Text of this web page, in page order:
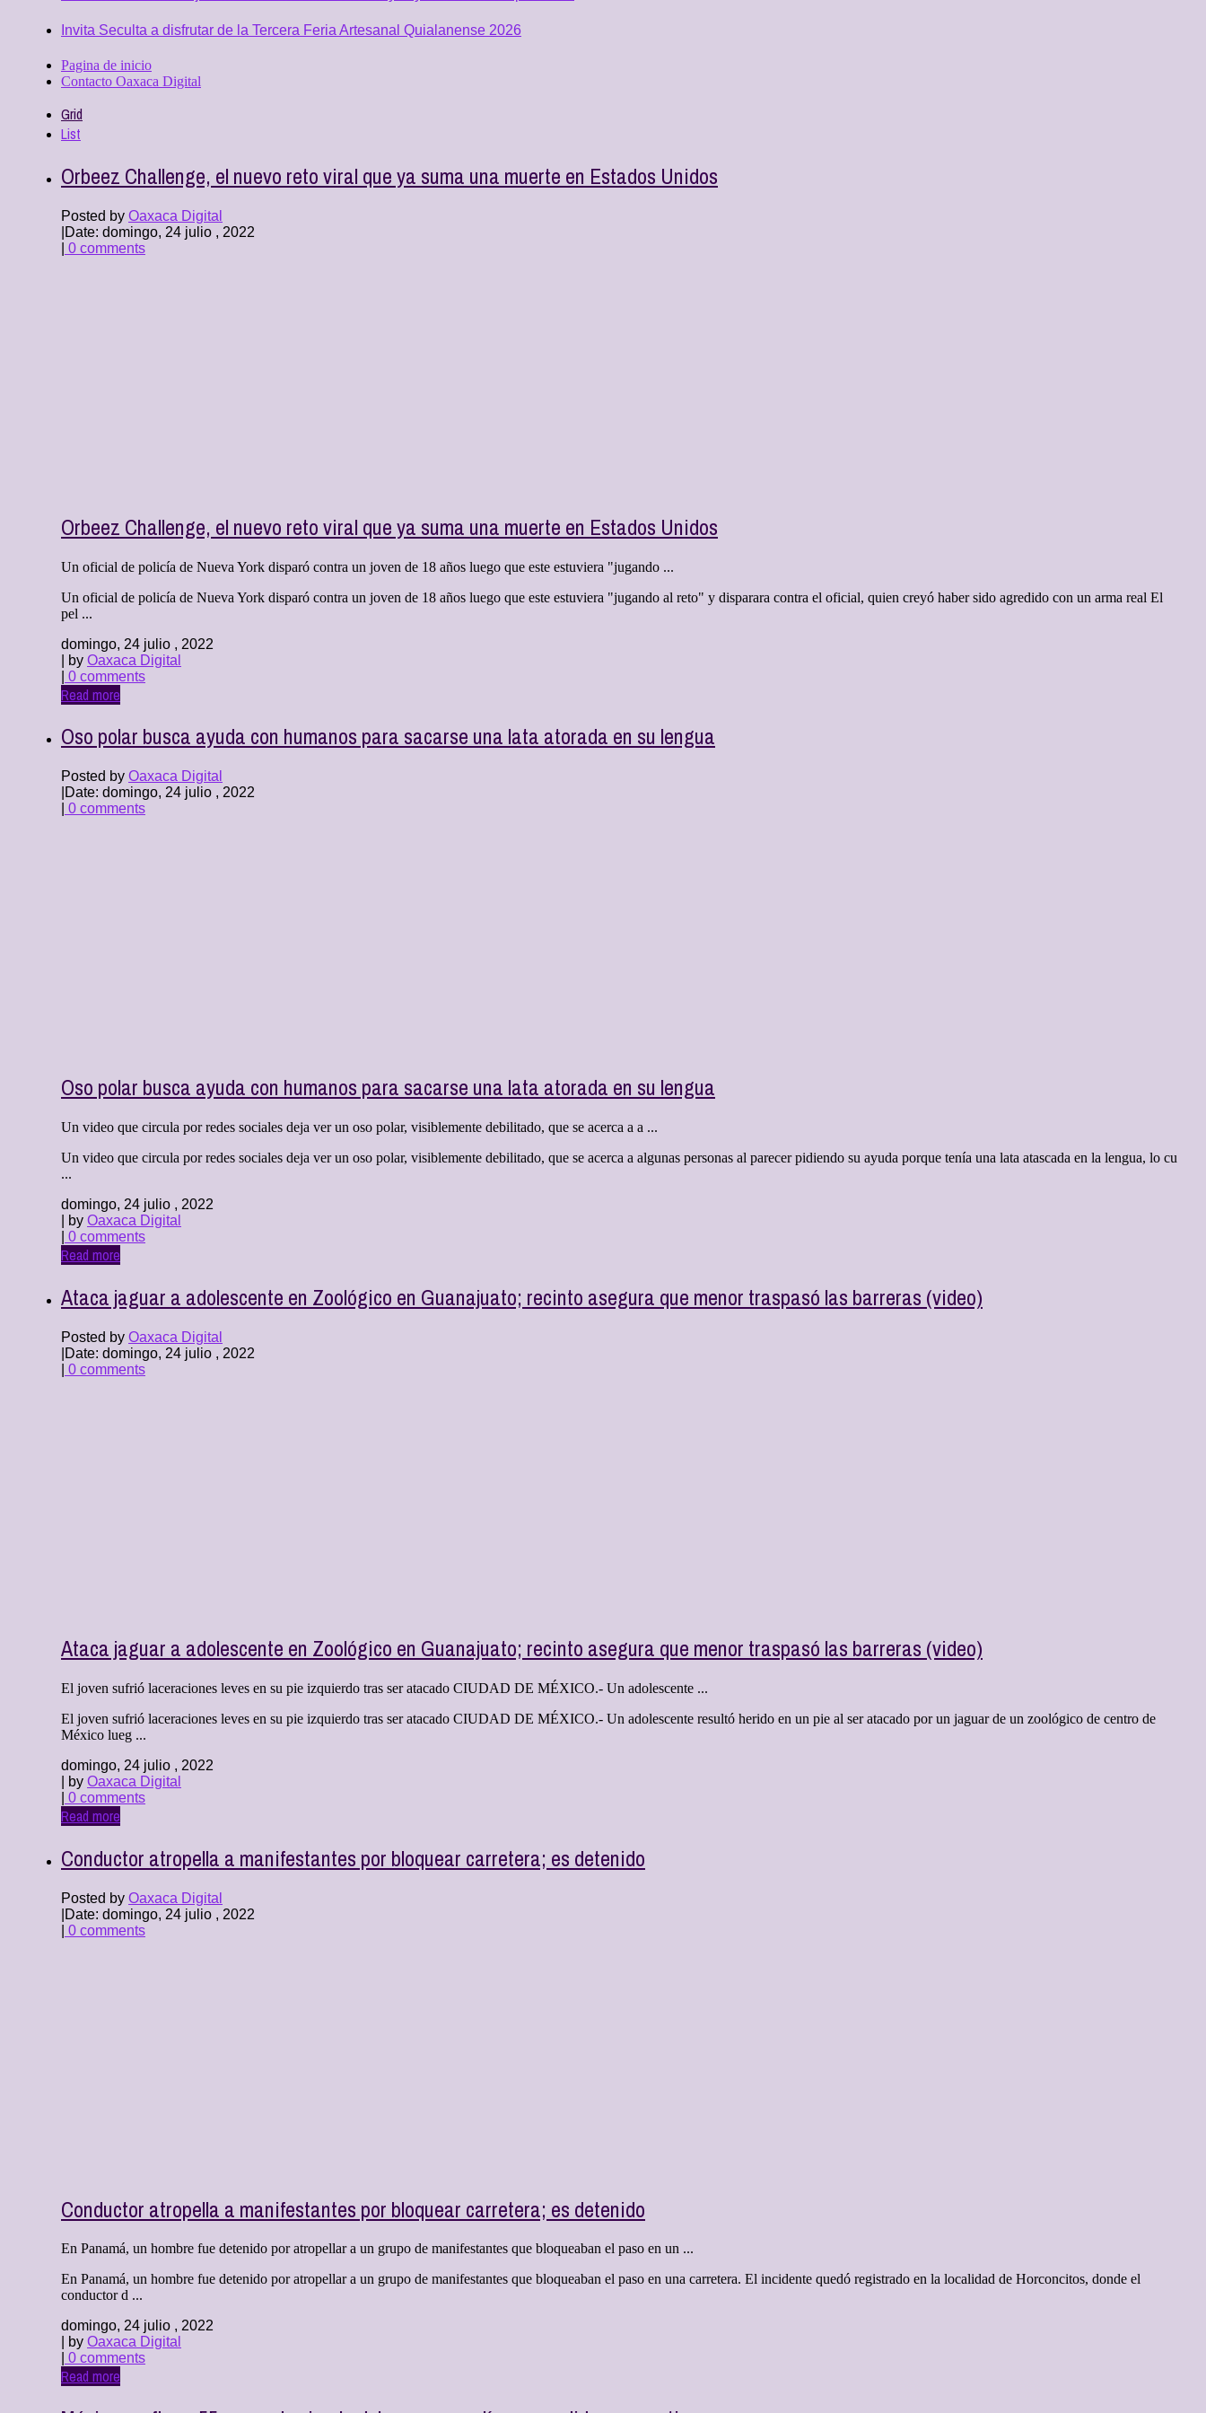
Invita Seculta a disfrutar de la Tercera Feria Artesanal Quialanense 2026
Pagina de inicio
Contacto Oaxaca Digital
Grid
List
Orbeez Challenge, el nuevo reto viral que ya suma una muerte en Estados Unidos
Posted by Oaxaca Digital
Date: domingo, 24 julio , 2022
0 comments
Orbeez Challenge, el nuevo reto viral que ya suma una muerte en Estados Unidos
Un oficial de policía de Nueva York disparó contra un joven de 18 años luego que este estuviera "jugando ...
Un oficial de policía de Nueva York disparó contra un joven de 18 años luego que este estuviera "jugando al reto" y disparara contra el oficial, quien creyó haber sido agredido con un arma real El
pel ...
domingo, 24 julio , 2022
| by Oaxaca Digital
0 comments
Read more
Oso polar busca ayuda con humanos para sacarse una lata atorada en su lengua
Posted by Oaxaca Digital
Date: domingo, 24 julio , 2022
0 comments
Oso polar busca ayuda con humanos para sacarse una lata atorada en su lengua
Un video que circula por redes sociales deja ver un oso polar, visiblemente debilitado, que se acerca a a ...
Un video que circula por redes sociales deja ver un oso polar, visiblemente debilitado, que se acerca a algunas personas al parecer pidiendo su ayuda porque tenía una lata atascada en la lengua, lo cu
...
domingo, 24 julio , 2022
| by Oaxaca Digital
0 comments
Read more
Ataca jaguar a adolescente en Zoológico en Guanajuato; recinto asegura que menor traspasó las barreras (video)
Posted by Oaxaca Digital
Date: domingo, 24 julio , 2022
0 comments
Ataca jaguar a adolescente en Zoológico en Guanajuato; recinto asegura que menor traspasó las barreras (video)
El joven sufrió laceraciones leves en su pie izquierdo tras ser atacado CIUDAD DE MÉXICO.- Un adolescente ...
El joven sufrió laceraciones leves en su pie izquierdo tras ser atacado CIUDAD DE MÉXICO.- Un adolescente resultó herido en un pie al ser atacado por un jaguar de un zoológico de centro de
México lueg ...
domingo, 24 julio , 2022
| by Oaxaca Digital
0 comments
Read more
Conductor atropella a manifestantes por bloquear carretera; es detenido
Posted by Oaxaca Digital
Date: domingo, 24 julio , 2022
0 comments
Conductor atropella a manifestantes por bloquear carretera; es detenido
En Panamá, un hombre fue detenido por atropellar a un grupo de manifestantes que bloqueaban el paso en un ...
En Panamá, un hombre fue detenido por atropellar a un grupo de manifestantes que bloqueaban el paso en una carretera. El incidente quedó registrado en la localidad de Horconcitos, donde el
conductor d ...
domingo, 24 julio , 2022
| by Oaxaca Digital
0 comments
Read more